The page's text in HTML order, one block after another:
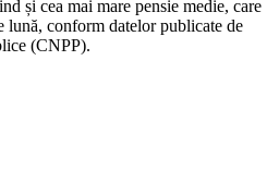
și cea mai mare pensie medie, care
lună, conform datelor publicate de
(CNPP).